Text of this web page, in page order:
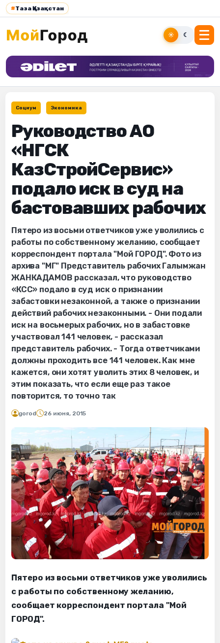
#Таза Қазақстан
☀ ☾
Социум Экономика
Руководство АО
«НГСК
КазСтройСервис»
подало иск в суд на
бастовавших рабочих
Пятеро из восьми ответчиков уже уволились с
работы по собственному желанию, сообщает
корреспондент портала "Мой ГОРОД". Фото из
архива "МГ" Представитель рабочих Галымжан
ЖАНКАДАМОВ рассказал, что руководство
«КСС» подало в суд иск о признании
забастовки незаконной, а также о признании
действий рабочих незаконными. - Они подали
иск на восьмерых рабочих, но в забастовке
участвовал 141 человек, - рассказал
представитель рабочих. - Тогда ответчиками
должны проходить все 141 человек. Как мне
кажется, они хотят уволить этих 8 человек, и
этим показать, что если еще раз такое
повторится, то точно так
gorod 26 июня, 2015
Пятеро из восьми ответчиков уже уволились
с работы по собственному желанию,
сообщает корреспондент портала "Мой
ГОРОД".